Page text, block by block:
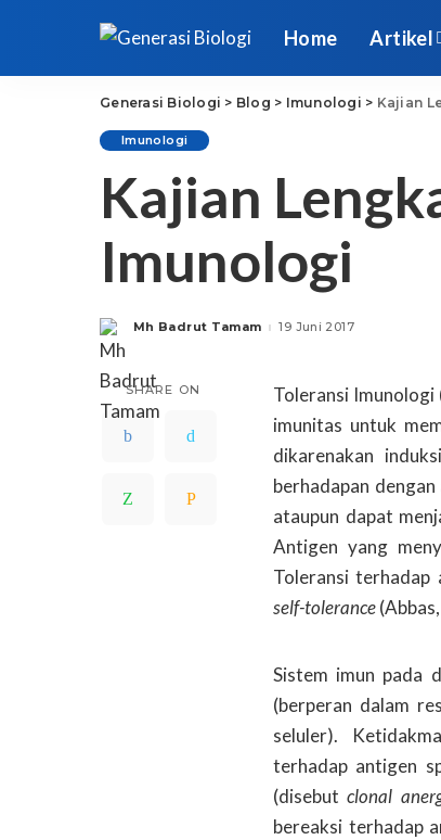
Home Artikel
Generasi Biologi > Blog > Imunologi > Kajian
Imunologi
Kajian
Imunologi
Posted
Mh Badrut Tamam 19 Juni 2017
SHARE ON Toleransi Imunologi
imunitas untuk
dikarenakan
berhadapan
ataupun dapat
Antigen yang
Toleransi terhadap
self-tolerance
Sistem imun pada
(berperan dalam
seluler).
terhadap antigen
(disebutclonal
bereaksi terhadap